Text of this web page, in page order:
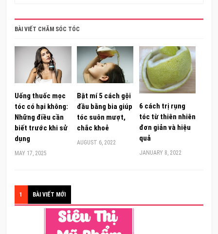
BÀI VIẾT CHĂM SÓC TÓC
Uống thuốc mọc
tóc có hại không:
Những điều cần
biết trước khi sử
dụng
MAY 17, 2025
Bật mí 5 cách gội
đầu bằng bia giúp
tóc suôn mượt,
chắc khoẻ
AUGUST 6, 2022
6 cách trị rụng
tóc từ thiên nhiên
đơn giản và hiệu
quả
JANUARY 8, 2022
1 BÀI VIẾT MỚI